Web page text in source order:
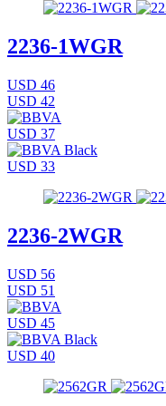
2236-1WGR
USD 46
USD 42
USD 37
USD 33
2236-2WGR
USD 56
USD 51
USD 45
USD 40